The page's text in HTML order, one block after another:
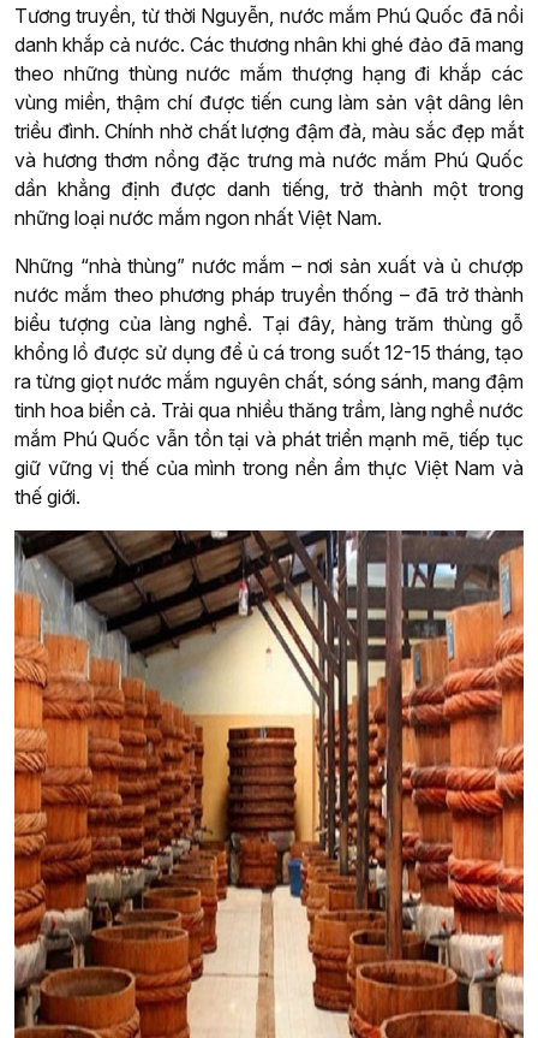
Tương truyền, từ thời Nguyễn, nước mắm Phú Quốc đã nổi
danh khắp cả nước. Các thương nhân khi ghé đảo đã mang
theo những thùng nước mắm thượng hạng đi khắp các
vùng miền, thậm chí được tiến cung làm sản vật dâng lên
triều đình. Chính nhờ chất lượng đậm đà, màu sắc đẹp mắt
và hương thơm nồng đặc trưng mà nước mắm Phú Quốc
dần khẳng định được danh tiếng, trở thành một trong
những loại nước mắm ngon nhất Việt Nam.
Những “nhà thùng” nước mắm – nơi sản xuất và ủ chượp
nước mắm theo phương pháp truyền thống – đã trở thành
biểu tượng của làng nghề. Tại đây, hàng trăm thùng gỗ
khổng lồ được sử dụng để ủ cá trong suốt 12-15 tháng, tạo
ra từng giọt nước mắm nguyên chất, sóng sánh, mang đậm
tinh hoa biển cả. Trải qua nhiều thăng trầm, làng nghề nước
mắm Phú Quốc vẫn tồn tại và phát triển mạnh mẽ, tiếp tục
giữ vững vị thế của mình trong nền ẩm thực Việt Nam và
thế giới.